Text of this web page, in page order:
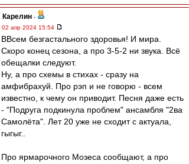
Карелин -
02 апр 2024 15:54
ВВсем безгастального здоровья! И мира.
Скоро конец сезона, а про 3-5-2 ни звука. Всё
обещалки следуют.
Ну, а про схемы в стихах - сразу на
амфибрахуй. Про рэп и не говорю - всем
известно, к чему он приводит. Песня даже есть
- "Подруга подкинула проблем" ансамбля "2ва
Самолёта". Лет 20 уже не сходит с актуала,
гыгыг..
Про ярмарочного Мозеса сообщают, а про